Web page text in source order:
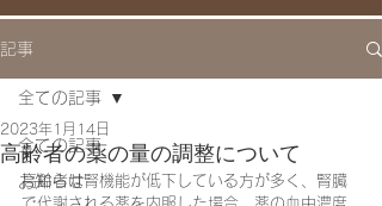
記事
全ての記事
お知らせ
全ての記事
高齢者の薬の量の調整について
2023年1月14日
高齢者は腎機能が低下している方が多く、腎臓